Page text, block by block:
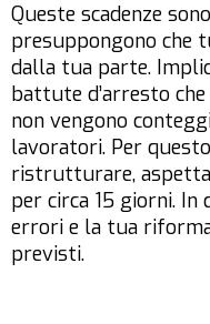
Queste scadenze
presuppongono che
dalla tua parte.
battute d’arresto
non vengono
lavoratori. Per
ristrutturare,
per circa 15 giorni.
errori e la tua
previsti.